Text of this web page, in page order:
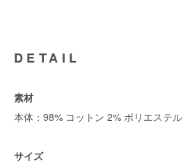
DETAIL
素材
本体：98% コットン 2% ポリエステル
サイズ